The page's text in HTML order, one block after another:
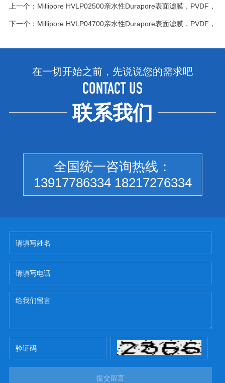
上一个： Millipore HVLP02500亲水性Durapore表面滤膜，PVDF，
下一个： Millipore HVLP04700亲水性Durapore表面滤膜，PVDF，
在一切开始之前，先说说您的需求吧
CONTACT US
联系我们
全国统一咨询热线：
13917786334 18217276334
提交留言